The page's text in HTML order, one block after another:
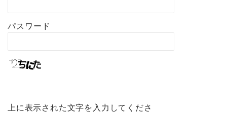
パスワード
上に表示された文字を入力してくださ